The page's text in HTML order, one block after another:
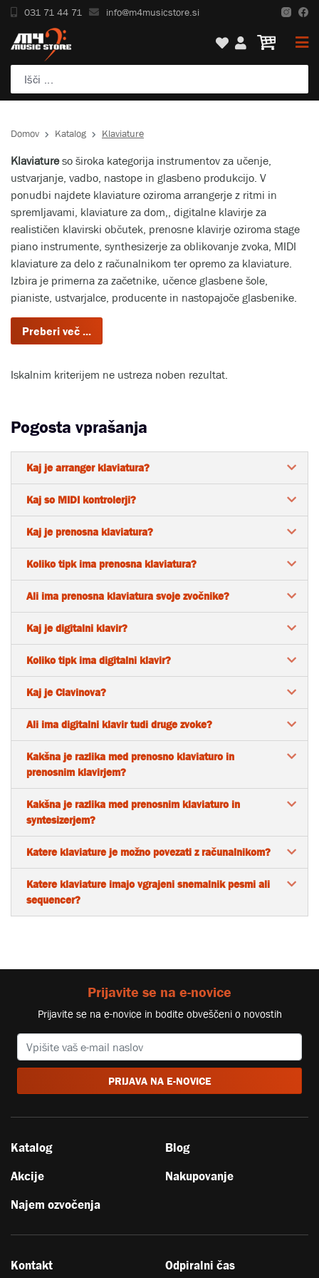
031 71 44 71 info@m4musicstore.si
Domov Katalog Klaviature
Klaviatureso široka kategorija instrumentov za učenje,
ustvarjanje, vadbo, nastope in glasbeno produkcijo. V
ponudbi najdete klaviature oziroma arrangerje z ritmi in
spremljavami, klaviature za dom,, digitalne klavirje za
realističen klavirski občutek, prenosne klavirje oziroma stage
piano instrumente, synthesizerje za oblikovanje zvoka, MIDI
klaviature za delo z računalnikom ter opremo za klaviature.
Izbira je primerna za začetnike, učence glasbene šole,
pianiste, ustvarjalce, producente in nastopajoče glasbenike.
Iskalnim kriterijem ne ustreza noben rezultat.
Pogosta vprašanja
Kaj je arranger klaviatura?
Kaj so MIDI kontrolerji?
Kaj je prenosna klaviatura?
Koliko tipk ima prenosna klaviatura?
Ali ima prenosna klaviatura svoje zvočnike?
Kaj je digitalni klavir?
Koliko tipk ima digitalni klavir?
Kaj je Clavinova?
Ali ima digitalni klavir tudi druge zvoke?
Kakšna je razlika med prenosno klaviaturo in
prenosnim klavirjem?
Kakšna je razlika med prenosnim klaviaturo in
syntesizerjem?
Katere klaviature je možno povezati z računalnikom?
Katere klaviature imajo vgrajeni snemalnik pesmi ali
sequencer?
Prijavite se na e-novice
Prijavite se na e-novice in bodite obveščeni o novostih
PRIJAVA NA E-NOVICE
Katalog
Akcije
Najem ozvočenja
Blog
Nakupovanje
Kontakt Odpiralni čas